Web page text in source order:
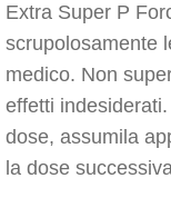
Extra Super P
scrupolosamente
medico. Non
effetti
dose, assumila
la dose